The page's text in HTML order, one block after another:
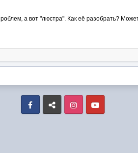
а вот "люстра". Как её разобрать?
Facebook VK Instagram